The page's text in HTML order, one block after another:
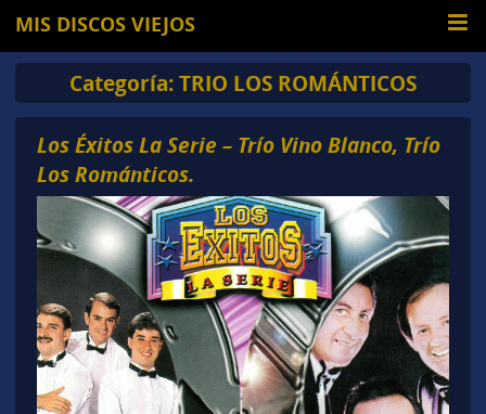
MIS DISCOS VIEJOS
Categoría:TRIO LOS ROMÁNTICOS
Los Éxitos La Serie – Trío Vino Blanco, Trío
Los Románticos.